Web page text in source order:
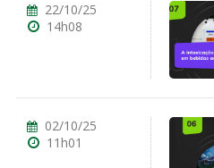
22/10/25
14h08
02/10/25
11h01